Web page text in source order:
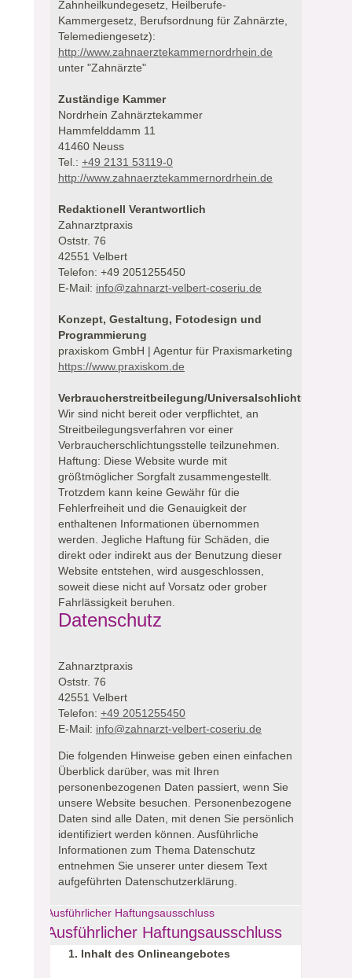
Zahnheilkundegesetz, Heilberufe-
Kammergesetz, Berufsordnung für Zahnärzte,
Telemediengesetz):
http://www.zahnaerztekammernordrhein.de
unter "Zahnärzte"
Zuständige Kammer
Nordrhein Zahnärztekammer
Hammfelddamm 11
41460 Neuss
Tel.: +49 2131 53119-0
http://www.zahnaerztekammernordrhein.de
Redaktionell Verantwortlich
Zahnarztpraxis
Oststr. 76
42551 Velbert
Telefon: +49 2051255450
E-Mail: info@zahnarzt-velbert-coseriu.de
Konzept, Gestaltung, Fotodesign und
Programmierung
praxiskom GmbH | Agentur für Praxismarketing
https://www.praxiskom.de
Verbraucherstreitbeilegung/
Wir sind nicht bereit oder verpflichtet, an
Streitbeilegungsverfahren vor einer
Verbraucherschlichtungsstelle teilzunehmen.
Haftung: Diese Website wurde mit
größtmöglicher Sorgfalt zusammengestellt.
Trotzdem kann keine Gewähr für die
Fehlerfreiheit und die Genauigkeit der
enthaltenen Informationen übernommen
werden. Jegliche Haftung für Schäden, die
direkt oder indirekt aus der Benutzung dieser
Website entstehen, wird ausgeschlossen,
soweit diese nicht auf Vorsatz oder grober
Fahrlässigkeit beruhen.
Datenschutz
Zahnarztpraxis
Oststr. 76
42551 Velbert
Telefon: +49 2051255450
E-Mail: info@zahnarzt-velbert-coseriu.de
Die folgenden Hinweise geben einen einfachen
Überblick darüber, was mit Ihren
personenbezogenen Daten passiert, wenn Sie
unsere Website besuchen. Personenbezogene
Daten sind alle Daten, mit denen Sie persönlich
identifiziert werden können. Ausführliche
Informationen zum Thema Datenschutz
entnehmen Sie unserer unter diesem Text
aufgeführten Datenschutzerklärung.
Ausführlicher Haftungsausschluss
Ausführlicher Haftungsausschluss
1. Inhalt des Onlineangebotes